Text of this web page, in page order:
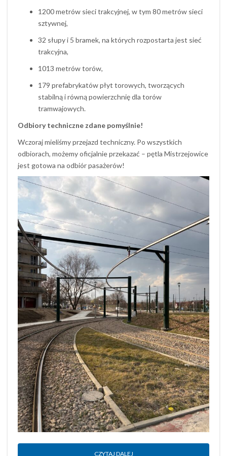
1200 metrów sieci trakcyjnej, w tym 80 metrów sieci
sztywnej,
32 słupy i 5 bramek, na których rozpostarta jest sieć
trakcyjna,
1013 metrów torów,
179 prefabrykatów płyt torowych, tworzących
stabilną i równą powierzchnię dla torów
tramwajowych.
Odbiory techniczne zdane pomyślnie!
Wczoraj mieliśmy przejazd techniczny. Po wszystkich
odbiorach, możemy oficjalnie przekazać – pętla Mistrzejowice
jest gotowa na odbiór pasażerów!
CZYTAJ DALEJ